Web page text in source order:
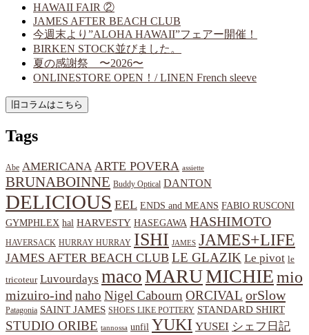
HAWAII FAIR ②
JAMES AFTER BEACH CLUB
今週末より”ALOHA HAWAII”フェアー開催！
BIRKEN STOCK並びました。
夏の感謝祭 〜2026〜
ONLINESTORE OPEN！/ LINEN French sleeve
Tags
Abe AMERICANA ARTE POVERA assiette
BRUNABOINNE Buddy Optical DANTON
DELICIOUS EEL ENDS and MEANS FABIO RUSCONI
GYMPHLEX hal HARVESTY HASEGAWA HASHIMOTO
HAVERSACK HURRAY HURRAY ISHI JAMES JAMES+LIFE
JAMES AFTER BEACH CLUB LE GLAZIK Le pivot le
tricoteur Luvourdays macoMARUMICHIEmio
mizuiro-ind naho Nigel Cabourn ORCIVAL orSlow
Patagonia SAINT JAMES SHOES LIKE POTTERY STANDARD SHIRT
STUDIO ORIBE tannossa unfil YUKI YUSEI シェフ日記